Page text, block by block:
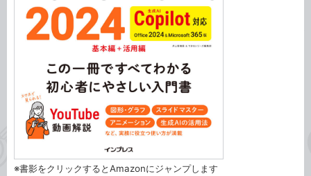
※書影をクリックするとAmazonにジャンプします